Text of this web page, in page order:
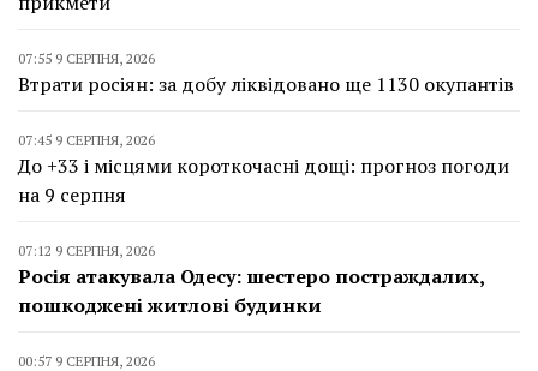
07:55 9 СЕРПНЯ, 2026
Втрати росіян: за добу ліквідовано ще 1130 окупантів
07:45 9 СЕРПНЯ, 2026
До +33 і місцями короткочасні дощі: прогноз погоди
на 9 серпня
07:12 9 СЕРПНЯ, 2026
Росія атакувала Одесу: шестеро постраждалих,
пошкоджені житлові будинки
00:57 9 СЕРПНЯ, 2026